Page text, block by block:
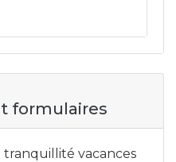
formulaires
tranquillité vacances